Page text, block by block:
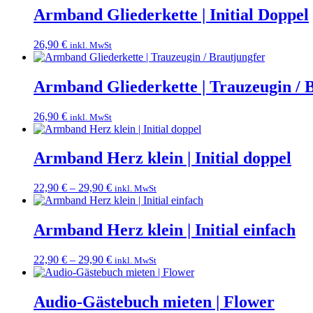
Armband Gliederkette | Initial Doppel
26,90 € inkl. MwSt
Armband Gliederkette | Trauzeugin /
26,90 € inkl. MwSt
Armband Herz klein | Initial doppel
22,90 € – 29,90 € inkl. MwSt
Armband Herz klein | Initial einfach
22,90 € – 29,90 € inkl. MwSt
Audio-Gästebuch mieten | Flower